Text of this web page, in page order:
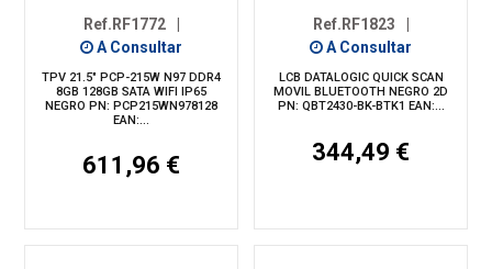
Ref.RF1772
A Consultar
TPV 21.5" PCP-215W N97 DDR4
8GB 128GB SATA WIFI IP65
NEGRO PN: PCP215WN978128
EAN:...
611,96 €
Ref.RF1823
A Consultar
LCB DATALOGIC QUICK SCAN
MOVIL BLUETOOTH NEGRO 2D
PN: QBT2430-BK-BTK1 EAN:...
344,49 €